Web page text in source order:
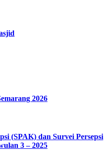
2026
(SPAK) dan Survei Persepsi
3 – 2025